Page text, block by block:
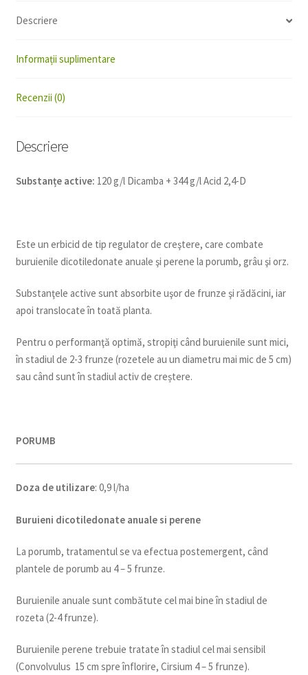
Descriere
Informații suplimentare
Recenzii (0)
Descriere
Substanțe active: 120 g/l Dicamba + 344 g/l Acid 2,4-D
Este un erbicid de tip regulator de creştere, care combate
buruienile dicotiledonate anuale şi perene la porumb, grâu şi orz.
Substanţele active sunt absorbite uşor de frunze şi rădăcini, iar
apoi translocate în toată planta.
Pentru o performanţă optimă, stropiţi când buruienile sunt mici,
în stadiul de 2-3 frunze (rozetele au un diametru mai mic de 5 cm)
sau când sunt în stadiul activ de creștere.
PORUMB
Doza de utilizare: 0,9 l/ha
Buruieni dicotiledonate anuale si perene
La porumb, tratamentul se va efectua postemergent, când
plantele de porumb au 4 – 5 frunze.
Buruienile anuale sunt combătute cel mai bine în stadiul de
rozeta (2-4 frunze).
Buruienile perene trebuie tratate în stadiul cel mai sensibil
(Convolvulus 15 cm spre înflorire, Cirsium 4 – 5 frunze).